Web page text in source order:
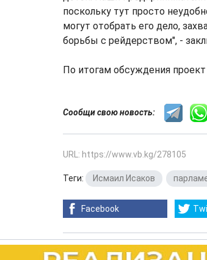
поскольку тут просто
могут отобрать его дело,
борьбы с рейдерством", -
По итогам обсуждения
Сообщи свою новость:
URL: https://www.vb.kg/278105
Теги: Исмаил Исаков
Facebook